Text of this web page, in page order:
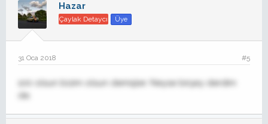
Hazar
Çaylak Detaycı Üye
31 Oca 2018 #5
100 olsun bizim olsun demişler. Neyse birşey derdim
de.